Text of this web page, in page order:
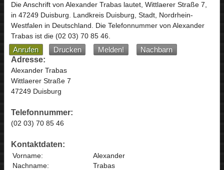
Die Anschrift von Alexander Trabaslautet, Wittlaerer Straße 7,
in 47249 Duisburg. Landkreis Duisburg, Stadt, Nordrhein-
Westfalen in Deutschland. Die Telefonnummer von Alexander
Trabas ist die (02 03) 70 85 46.
Anrufen Drucken Melden!
Nachbarn
Adresse:
Alexander Trabas
Wittlaerer Straße 7
47249 Duisburg
Telefonnummer:
(02 03) 70 85 46
Kontaktdaten:
Vorname:
Alexander
Nachname:
Trabas